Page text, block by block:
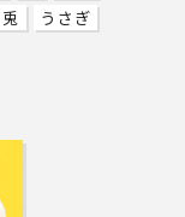
兎
うさぎ